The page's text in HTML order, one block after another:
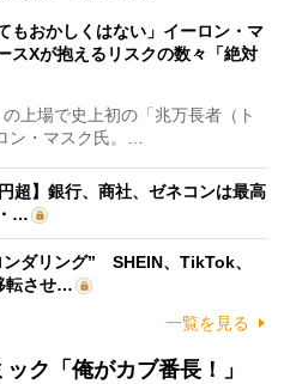
もおかしくはない」イーロン・マ
スXが抱えるリスクの数々「絶対
上場で史上初の「兆万長者（ト
ン・マスク氏。…
超】銀行、商社、ゼネコンは最高
…
ダリング” SHEIN、TikTok、
転させ…
一覧を見る
ク「俺がカブ番長！」